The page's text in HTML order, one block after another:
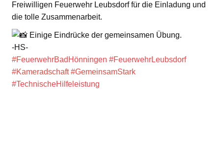
Freiwilligen Feuerwehr Leubsdorf für die Einladung und
die tolle Zusammenarbeit.
Einige Eindrücke der gemeinsamen Übung.
-HS-
#FeuerwehrBadHönningen #FeuerwehrLeubsdorf
#Kameradschaft #GemeinsamStark
#TechnischeHilfeleistung